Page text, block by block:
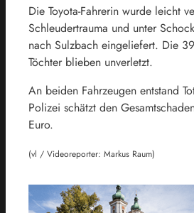
Die Toyota-Fahrerin wurde leicht
Schleudertrauma und unter
nach Sulzbach eingeliefert. Die
Töchter blieben unverletzt.
An beiden Fahrzeugen entstand
Polizei schätzt den
Euro.
(vl / Videoreporter: Markus Raum)